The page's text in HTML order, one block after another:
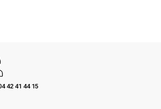
42 41 44 15